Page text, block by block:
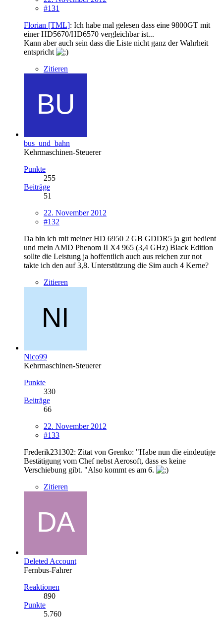
#131
Florian [TML]: Ich habe mal gelesen dass eine 9800GT mit
einer HD5670/HD6570 vergleichbar ist...
Kann aber auch sein dass die Liste nicht ganz der Wahrheit
entspricht
Zitieren
bus_und_bahn
Kehrmaschinen-Steuerer
Punkte
255
Beiträge
51
22. November 2012
#132
Da bin ich mit meiner HD 6950 2 GB GDDR5 ja gut bedient
und mein AMD Phenom II X4 965 (3,4 GHz) Black Edition
sollte die Leistung ja hoffentlich auch aus reichen zur not
takte ich den auf 3,8. Unterstützung die Sim auch 4 Kerne?
Zitieren
Nico99
Kehrmaschinen-Steuerer
Punkte
330
Beiträge
66
22. November 2012
#133
Frederik231302: Zitat von Grenko: "Habe nun die eindeutige
Bestätigung vom Chef nebst Aerosoft, dass es keine
Verschiebung gibt. "Also kommt es am 6.
Zitieren
Deleted Account
Fernbus-Fahrer
Reaktionen
890
Punkte
5.760